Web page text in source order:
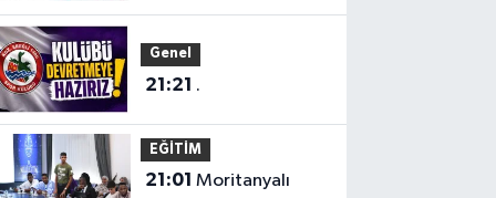
Genel
21:21 .
EĞİTİM
21:01 Moritanyalı